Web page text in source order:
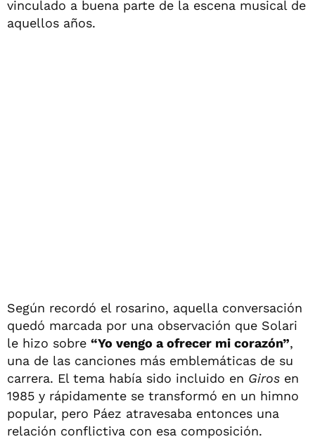
vinculado a buena parte de la escena musical de
aquellos años.
Según recordó el rosarino, aquella conversación
quedó marcada por una observación que Solari
le hizo sobre “Yo vengo a ofrecer mi corazón”,
una de las canciones más emblemáticas de su
carrera. El tema había sido incluido en Giros en
1985 y rápidamente se transformó en un himno
popular, pero Páez atravesaba entonces una
relación conflictiva con esa composición.